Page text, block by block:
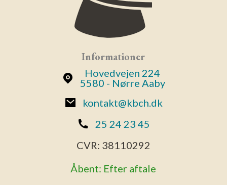
Informationer
Hovedvejen 224
5580 - Nørre Aaby
kontakt@kbch.dk
25 24 23 45
CVR: 38110292
Åbent: Efter aftale